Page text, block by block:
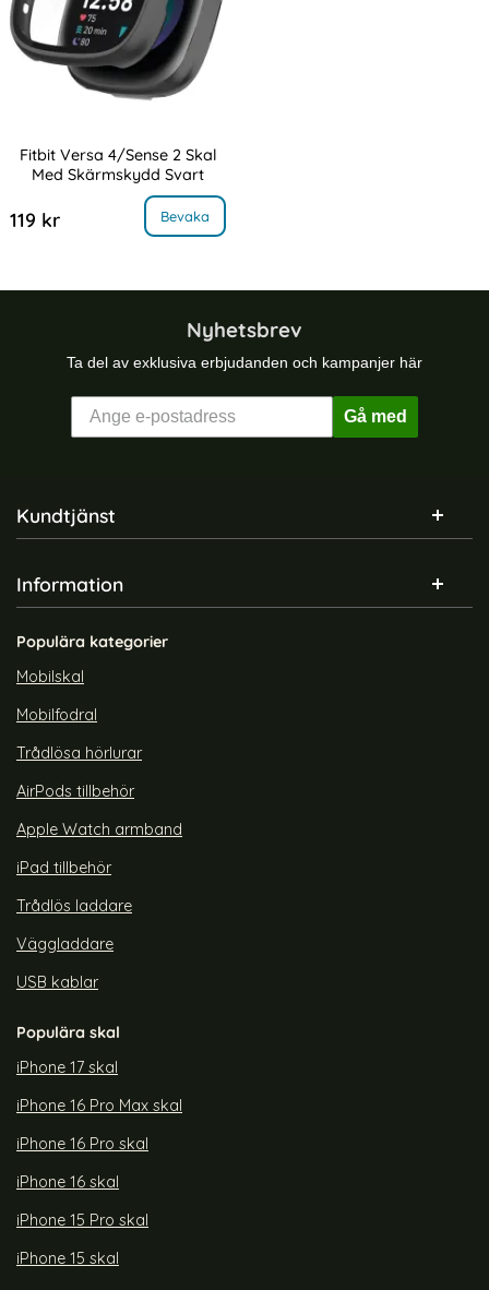
Fitbit Versa 4/Sense 2 Skal
Med Skärmskydd Svart
119 kr Bevaka
, Fitbit Versa 4/Sense 2 Skal Med Skärmskydd Svart
Nyhetsbrev
Ta del av exklusiva erbjudanden och kampanjer här
Gå med
Sidfot Blandad info och länkar
Kundtjänst
Information
Populära kategorier
Mobilskal
Mobilfodral
Trådlösa hörlurar
AirPods tillbehör
Apple Watch armband
iPad tillbehör
Trådlös laddare
Väggladdare
USB kablar
Populära skal
iPhone 17 skal
iPhone 16 Pro Max skal
iPhone 16 Pro skal
iPhone 16 skal
iPhone 15 Pro skal
iPhone 15 skal